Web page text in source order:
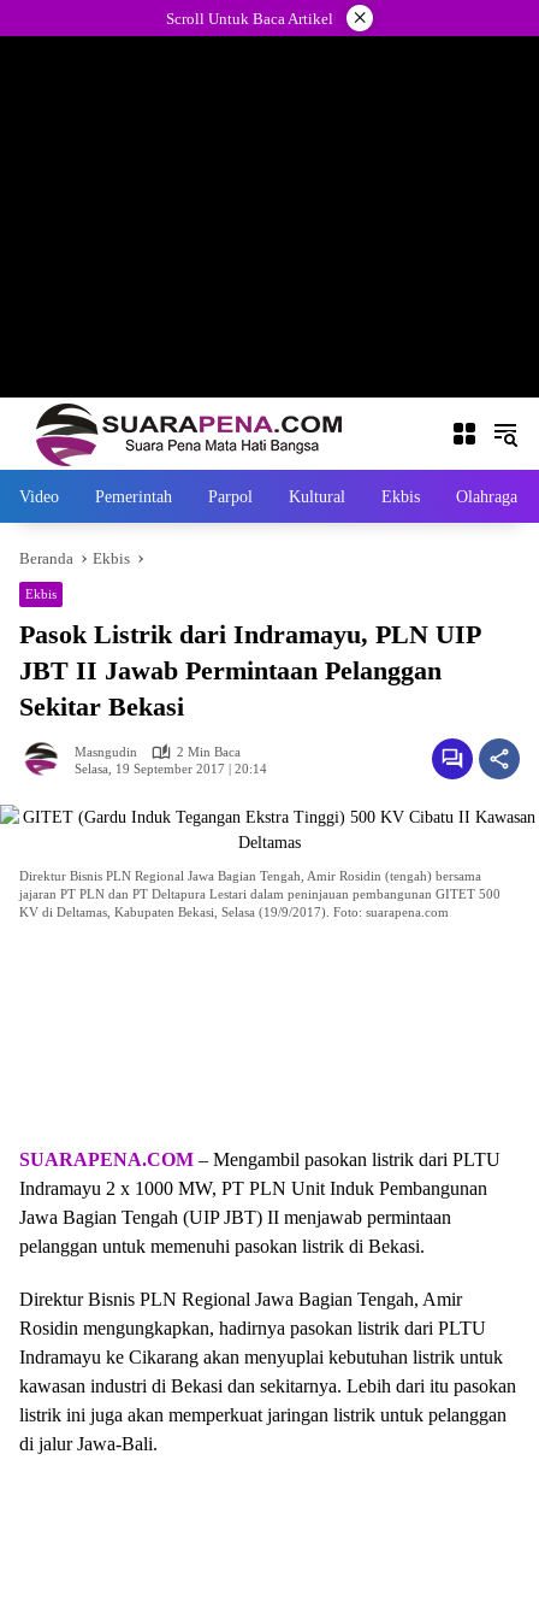
ke
Scroll Untuk Baca Artikel ×
Video Pemerintah Parpol Kultural Ekbis Olahraga
Beranda Ekbis
Ekbis
Pasok Listrik dari Indramayu, PLN UIP
JBT II Jawab Permintaan Pelanggan
Sekitar Bekasi
Masngudin
2 Min Baca
Selasa, 19 September 2017 | 20:14
Direktur Bisnis PLN Regional Jawa Bagian Tengah, Amir Rosidin (tengah) bersama
jajaran PT PLN dan PT Deltapura Lestari dalam peninjauan pembangunan GITET 500
KV di Deltamas, Kabupaten Bekasi, Selasa (19/9/2017). Foto: suarapena.com
SUARAPENA.COM – Mengambil pasokan listrik dari PLTU
Indramayu 2 x 1000 MW, PT PLN Unit Induk Pembangunan
Jawa Bagian Tengah (UIP JBT) II menjawab permintaan
pelanggan untuk memenuhi pasokan listrik di Bekasi.
Direktur Bisnis PLN Regional Jawa Bagian Tengah, Amir
Rosidin mengungkapkan, hadirnya pasokan listrik dari PLTU
Indramayu ke Cikarang akan menyuplai kebutuhan listrik untuk
kawasan industri di Bekasi dan sekitarnya. Lebih dari itu pasokan
listrik ini juga akan memperkuat jaringan listrik untuk pelanggan
di jalur Jawa-Bali.